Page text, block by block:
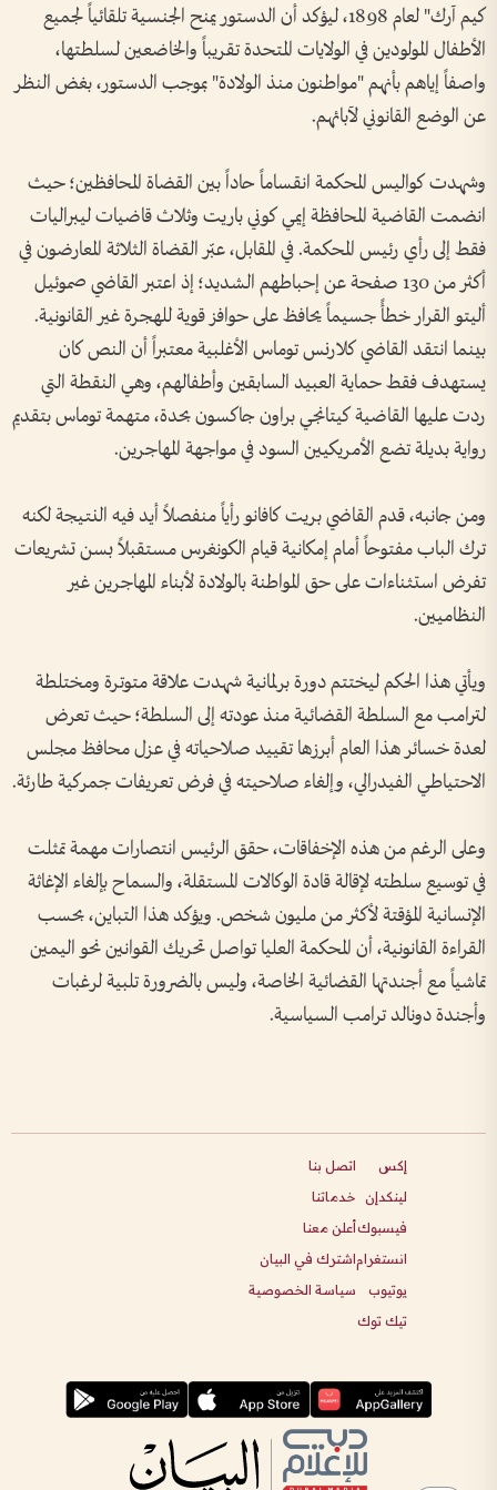
كيم آرك" لعام 1898، ليؤكد أن الدستور يمنح الجنسية تلقائياً لجميع
الأطفال المولودين في الولايات المتحدة تقريباً والخاضعين لسلطتها،
واصفاً إياهم بأنهم "مواطنون منذ الولادة" بموجب الدستور، بغض النظر
عن الوضع القانوني لآبائهم.
وشهدت كواليس المحكمة انقساماً حاداً بين القضاة المحافظين؛ حيث
انضمت القاضية المحافظة إيمي كوني باريت وثلاث قاضيات ليبراليات
فقط إلى رأي رئيس المحكمة. في المقابل، عبّر القضاة الثلاثة المعارضون في
أكثر من 130 صفحة عن إحباطهم الشديد؛ إذ اعتبر القاضي صموئيل
أليتو القرار خطأً جسيماً يحافظ على حوافز قوية للهجرة غير القانونية.
بينما انتقد القاضي كلارنس توماس الأغلبية معتبراً أن النص كان
يستهدف فقط حماية العبيد السابقين وأطفالهم، وهي النقطة التي
ردت عليها القاضية كيتانجي براون جاكسون بحدة، متهمة توماس بتقديم
رواية بديلة تضع الأمريكيين السود في مواجهة المهاجرين.
ومن جانبه، قدم القاضي بريت كافانو رأياً منفصلاً أيد فيه النتيجة لكنه
ترك الباب مفتوحاً أمام إمكانية قيام الكونغرس مستقبلاً بسن تشريعات
تفرض استثناءات على حق المواطنة بالولادة لأبناء المهاجرين غير
النظاميين.
ويأتي هذا الحكم ليختتم دورة برلمانية شهدت علاقة متوترة ومختلطة
لترامب مع السلطة القضائية منذ عودته إلى السلطة؛ حيث تعرض
لعدة خسائر هذا العام أبرزها تقييد صلاحياته في عزل محافظ مجلس
الاحتياطي الفيدرالي، وإلغاء صلاحيته في فرض تعريفات جمركية طارئة.
وعلى الرغم من هذه الإخفاقات، حقق الرئيس انتصارات مهمة تمثلت
في توسيع سلطته لإقالة قادة الوكالات المستقلة، والسماح بإلغاء الإغاثة
الإنسانية المؤقتة لأكثر من مليون شخص. ويؤكد هذا التباين، بحسب
القراءة القانونية، أن المحكمة العليا تواصل تحريك القوانين نحو اليمين
تماشياً مع أجندتها القضائية الخاصة، وليس بالضرورة تلبية لرغبات
وأجندة دونالد ترامب السياسية.
إكس
لينكدإن
فيسبوك
انستغرام
يوتيوب
تيك توك
اتصل بنا
خدماتنا
أعلن معنا
اشترك في البيان
سياسة الخصوصية